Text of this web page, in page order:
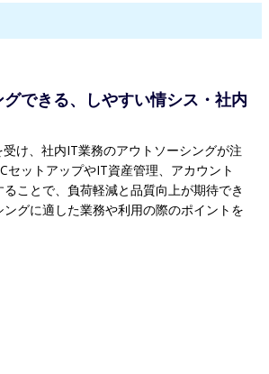
できる、しやすい情シス・社内
け、社内IT業務のアウトソーシングが注
セットアップやIT資産管理、アカウント
ことで、負荷軽減と品質向上が期待でき
ングに適した業務や利用の際のポイントを